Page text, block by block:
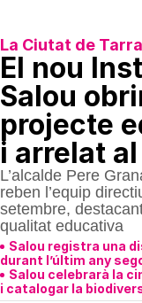
La Ciutat de
El nou
Salou
projecte
i arrelat
L’alcalde Pere
reben l’equip
setembre,
qualitat educativa
Salou registra una
durant l’últim any
Salou celebrarà la
i catalogar la